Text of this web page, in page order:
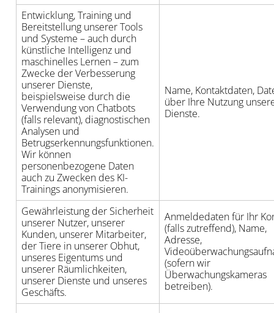
Entwicklung, Training und
Bereitstellung unserer Tools
und Systeme – auch durch
künstliche Intelligenz und
maschinelles Lernen – zum
Zwecke der Verbesserung
unserer Dienste,
beispielsweise durch die
Verwendung von Chatbots
(falls relevant), diagnostischen
Analysen und
Betrugserkennungsfunktionen.
Wir können
personenbezogene Daten
auch zu Zwecken des KI-
Trainings anonymisieren.
Name, Kontaktdaten,
über Ihre Nutzung
Dienste.
Gewährleistung der Sicherheit
unserer Nutzer, unserer
Kunden, unserer Mitarbeiter,
der Tiere in unserer Obhut,
unseres Eigentums und
unserer Räumlichkeiten,
unserer Dienste und unseres
Geschäfts.
Anmeldedaten für Ihr
(falls zutreffend), Name,
Adresse,
(sofern wir
Überwachungskameras
betreiben).